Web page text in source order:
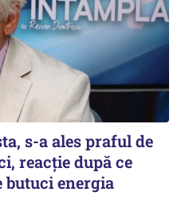
s-a ales praful de
reacție după ce
butuci energia